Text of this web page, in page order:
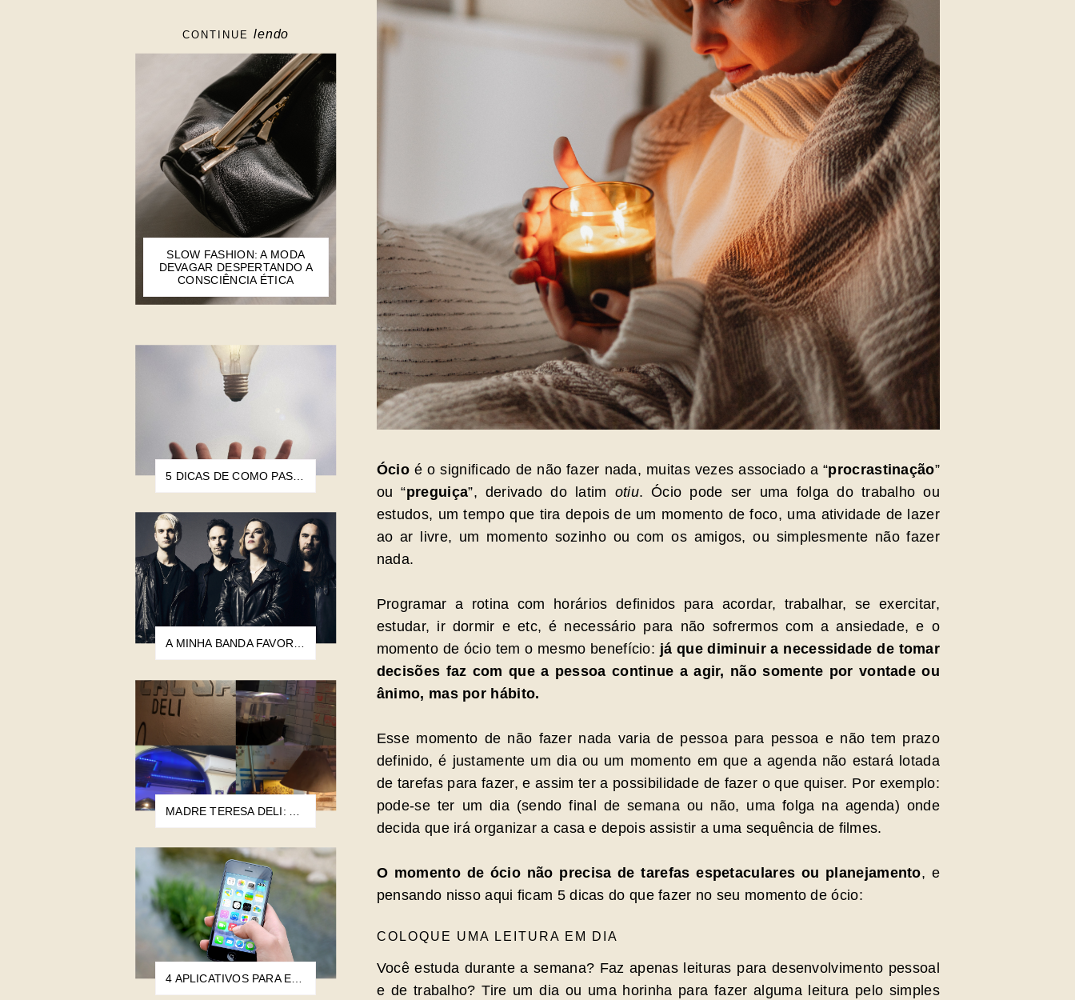
Ócio é o significado de não fazer nada, muitas vezes associado a “procrastinação”
ou “preguiça”, derivado do latim otiu. Ócio pode ser uma folga do trabalho ou
estudos, um tempo que tira depois de um momento de foco, uma atividade de lazer
ao ar livre, um momento sozinho ou com os amigos, ou simplesmente não fazer
nada.
Programar a rotina com horários definidos para acordar, trabalhar, se exercitar,
estudar, ir dormir e etc, é necessário para não sofrermos com a ansiedade, e o
momento de ócio tem o mesmo benefício: já que diminuir a necessidade de tomar
decisões faz com que a pessoa continue a agir, não somente por vontade ou
ânimo, mas por hábito.
Esse momento de não fazer nada varia de pessoa para pessoa e não tem prazo
definido, é justamente um dia ou um momento em que a agenda não estará lotada
de tarefas para fazer, e assim ter a possibilidade de fazer o que quiser. Por exemplo:
pode-se ter um dia (sendo final de semana ou não, uma folga na agenda) onde
decida que irá organizar a casa e depois assistir a uma sequência de filmes.
O momento de ócio não precisa de tarefas espetaculares ou planejamento, e
pensando nisso aqui ficam 5 dicas do que fazer no seu momento de ócio:
COLOQUE UMA LEITURA EM DIA
Você estuda durante a semana? Faz apenas leituras para desenvolvimento pessoal
e de trabalho? Tire um dia ou uma horinha para fazer alguma leitura pelo simples
CONTINUElendo
SLOW FASHION: A MODA
DEVAGAR DESPERTANDO A
CONSCIÊNCIA ÉTICA
5 DICAS DE COMO PASSO PELO BLOQUEIO CRIATIVO